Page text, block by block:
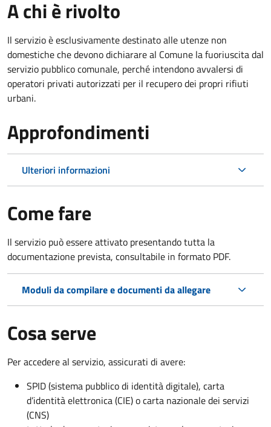
A chi è rivolto
Il servizio è esclusivamente destinato alle utenze non
domestiche che devono dichiarare al Comune la fuoriuscita dal
servizio pubblico comunale, perché intendono avvalersi di
operatori privati autorizzati per il recupero dei propri rifiuti
urbani.
Approfondimenti
Ulteriori informazioni
Come fare
Il servizio può essere attivato presentando tutta la
documentazione prevista, consultabile in formato PDF.
Moduli da compilare e documenti da allegare
Cosa serve
Per accedere al servizio, assicurati di avere:
SPID (sistema pubblico di identità digitale), carta
d’identità elettronica (CIE) o carta nazionale dei servizi
(CNS)